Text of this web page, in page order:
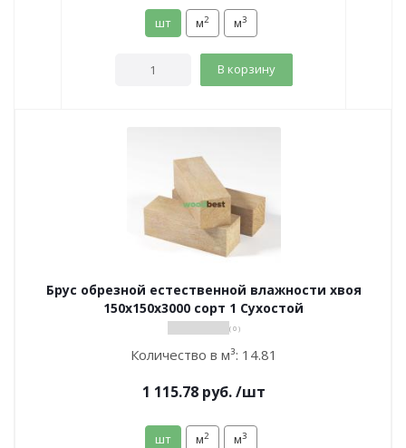
шт м2 м3
В корзину
Брус обрезной естественной влажности хвоя
150х150х3000 сорт 1 Сухостой
( 0 )
Количество в м³: 14.81
1 115.78руб. /шт
шт м2 м3